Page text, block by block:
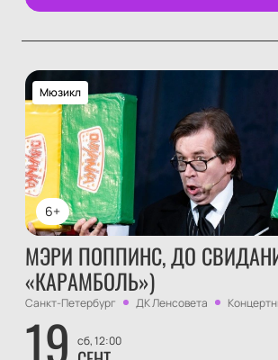
6+
Мюзикл
МЭРИ ПОППИНС, ДО
«КАРАМБОЛЬ»)
Санкт-Петербург ДК Ленсовета
19 сб, 12:00